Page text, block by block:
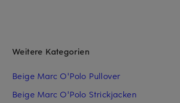
Weitere Kategorien
Beige Marc O'Polo Pullover
Beige Marc O'Polo Strickjacken